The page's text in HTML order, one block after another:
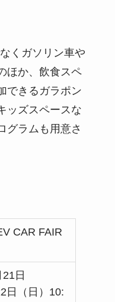
くガソリン車や
ほか、飲食スペ
できるガラポン
ッズスペースな
グラムも用意さ
CAR FAIR
日
日（日）10: